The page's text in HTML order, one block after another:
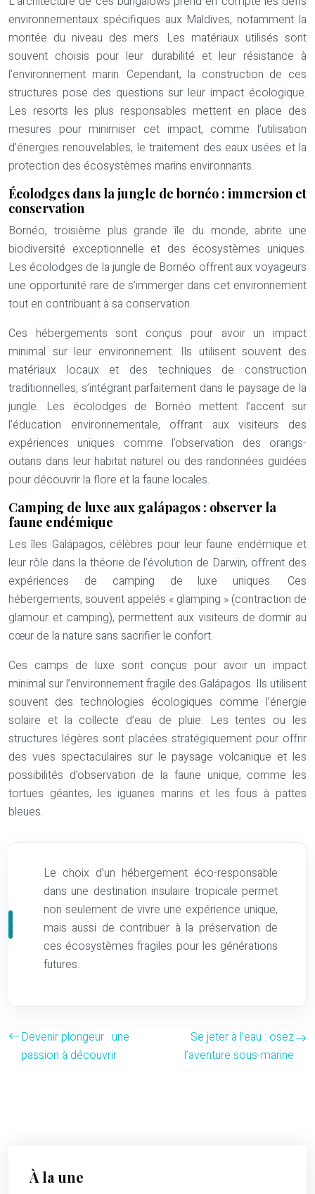
environnementaux spécifiques aux Maldives, notamment la
montée du niveau des mers. Les matériaux utilisés sont
souvent choisis pour leur durabilité et leur résistance à
l’environnement marin. Cependant, la construction de ces
structures pose des questions sur leur impact écologique.
Les resorts les plus responsables mettent en place des
mesures pour minimiser cet impact, comme l’utilisation
d’énergies renouvelables, le traitement des eaux usées et la
protection des écosystèmes marins environnants.
Écolodges dans la jungle de bornéo : immersion et
conservation
Bornéo, troisième plus grande île du monde, abrite une
biodiversité exceptionnelle et des écosystèmes uniques.
Les écolodges de la jungle de Bornéo offrent aux voyageurs
une opportunité rare de s’immerger dans cet environnement
tout en contribuant à sa conservation.
Ces hébergements sont conçus pour avoir un impact
minimal sur leur environnement. Ils utilisent souvent des
matériaux locaux et des techniques de construction
traditionnelles, s’intégrant parfaitement dans le paysage de la
jungle. Les écolodges de Bornéo mettent l’accent sur
l’éducation environnementale, offrant aux visiteurs des
expériences uniques comme l’observation des orangs-
outans dans leur habitat naturel ou des randonnées guidées
pour découvrir la flore et la faune locales.
Camping de luxe aux galápagos : observer la
faune endémique
Les îles Galápagos, célèbres pour leur faune endémique et
leur rôle dans la théorie de l’évolution de Darwin, offrent des
expériences de camping de luxe uniques. Ces
hébergements, souvent appelés « glamping » (contraction de
glamour et camping), permettent aux visiteurs de dormir au
cœur de la nature sans sacrifier le confort.
Ces camps de luxe sont conçus pour avoir un impact
minimal sur l’environnement fragile des Galápagos. Ils utilisent
souvent des technologies écologiques comme l’énergie
solaire et la collecte d’eau de pluie. Les tentes ou les
structures légères sont placées stratégiquement pour offrir
des vues spectaculaires sur le paysage volcanique et les
possibilités d’observation de la faune unique, comme les
tortues géantes, les iguanes marins et les fous à pattes
bleues.
Le choix d’un hébergement éco-responsable
dans une destination insulaire tropicale permet
non seulement de vivre une expérience unique,
mais aussi de contribuer à la préservation de
ces écosystèmes fragiles pour les générations
futures.
Devenir plongeur : une
passion à découvrir
Se jeter à l’eau : osez
l’aventure sous-marine
À la une